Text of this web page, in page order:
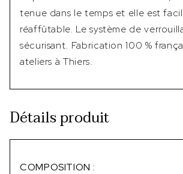
tenue dans le temps et elle est
réaffûtable. Le système de
sécurisant. Fabrication 100 %
ateliers à Thiers.
Détails produit
COMPOSITION :